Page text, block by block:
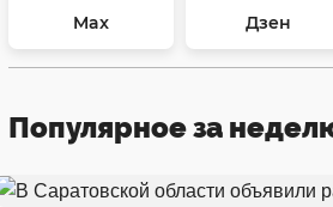
Max Дзен
Популярное за